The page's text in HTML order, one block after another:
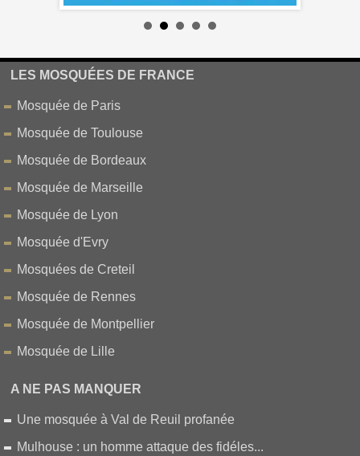
LES MOSQUÉES DE FRANCE
Mosquée de Paris
Mosquée de Toulouse
Mosquée de Bordeaux
Mosquée de Marseille
Mosquée de Lyon
Mosquée d'Evry
Mosquées de Creteil
Mosquée de Rennes
Mosquée de Montpellier
Mosquée de Lille
A NE PAS MANQUER
Une mosquée à Val de Reuil profanée
Mulhouse : un homme attaque des fidéles...